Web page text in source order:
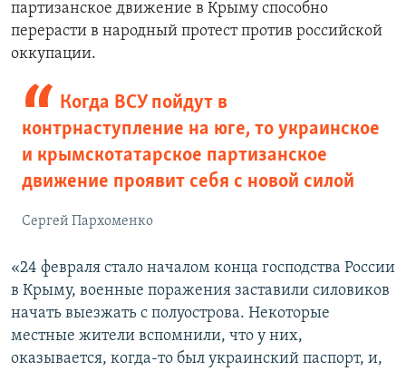
партизанское движение в Крыму способно
перерасти в народный протест против российской
оккупации.
Когда ВСУ пойдут в
контрнаступление на юге, то украинское
и крымскотатарское партизанское
движение проявит себя с новой силой
Сергей Пархоменко
«24 февраля стало началом конца господства России
в Крыму, военные поражения заставили силовиков
начать выезжать с полуострова. Некоторые
местные жители вспомнили, что у них,
оказывается, когда-то был украинский паспорт, и,